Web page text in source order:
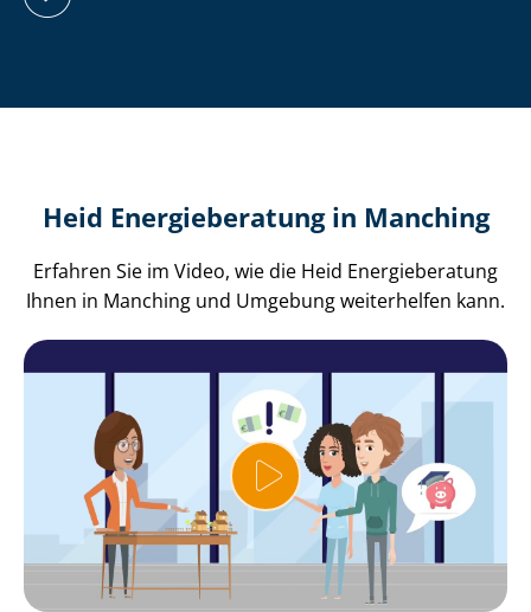
Heid Energieberatung in Manching
Erfahren Sie im Video, wie die Heid Energieberatung
Ihnen in Manching und Umgebung weiterhelfen kann.